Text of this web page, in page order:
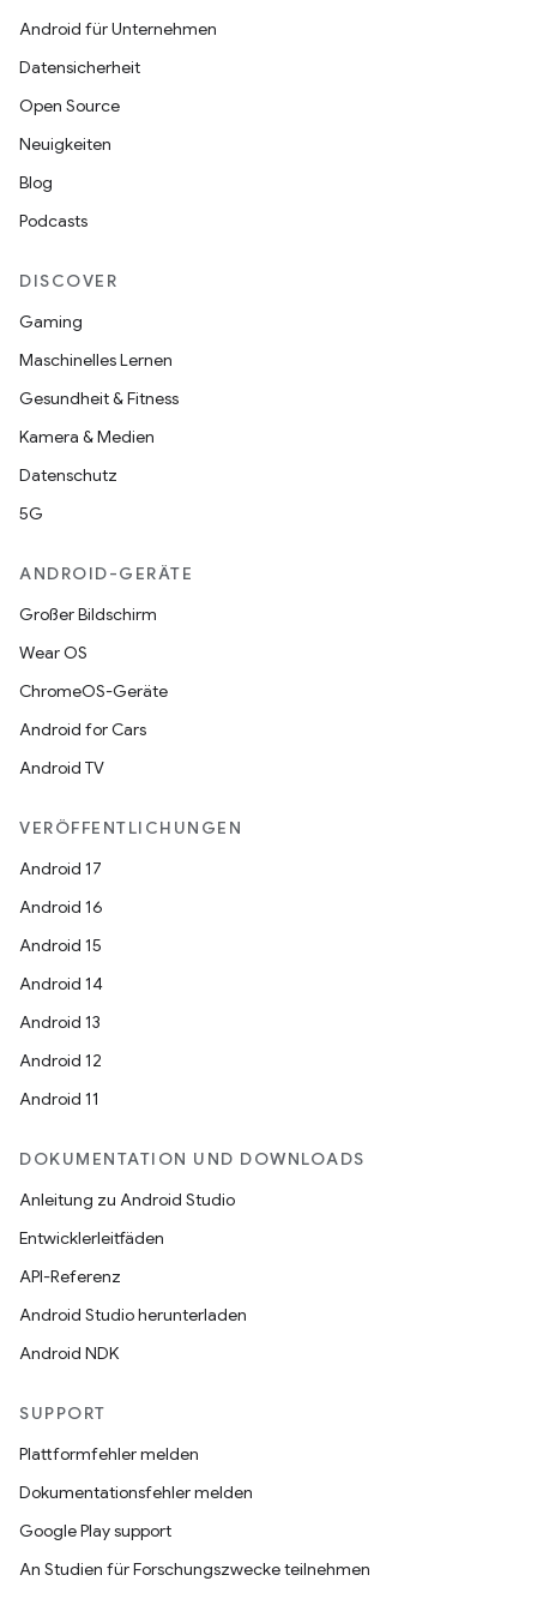
Android für Unternehmen
Datensicherheit
Open Source
Neuigkeiten
Blog
Podcasts
DISCOVER
Gaming
Maschinelles Lernen
Gesundheit & Fitness
Kamera & Medien
Datenschutz
5G
ANDROID-GERÄTE
Großer Bildschirm
Wear OS
ChromeOS-Geräte
Android for Cars
Android TV
VERÖFFENTLICHUNGEN
Android 17
Android 16
Android 15
Android 14
Android 13
Android 12
Android 11
DOKUMENTATION UND DOWNLOADS
Anleitung zu Android Studio
Entwicklerleitfäden
API-Referenz
Android Studio herunterladen
Android NDK
SUPPORT
Plattformfehler melden
Dokumentationsfehler melden
Google Play support
An Studien für Forschungszwecke teilnehmen